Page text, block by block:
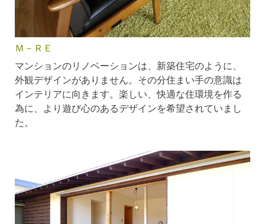
Ｍ－ＲＥ
マンションのリノベーションは、新築住宅のように、
外観デザインがありません。その分住まい手の意識は
インテリアに向きます。楽しい、快適な住環境を作る
為に、より遊び心のあるデザインを希望されていまし
た。